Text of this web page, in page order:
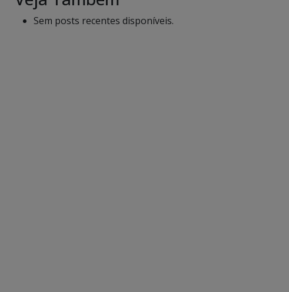
Sem posts recentes disponíveis.